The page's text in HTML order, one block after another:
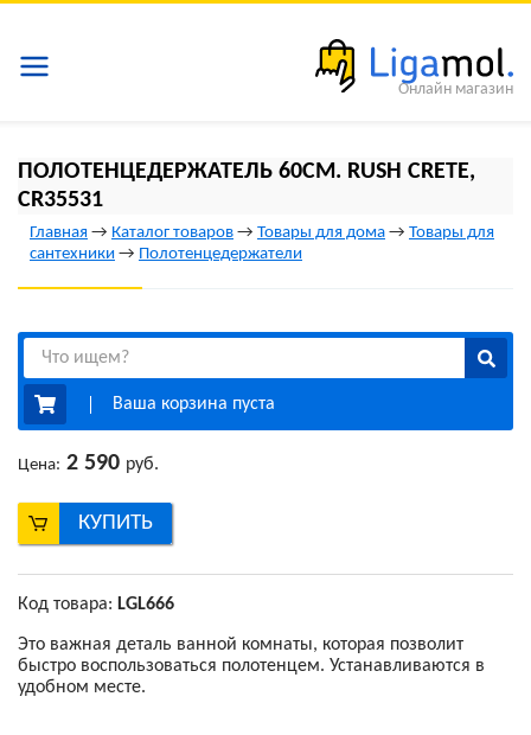
ПОЛОТЕНЦЕДЕРЖАТЕЛЬ 60СМ. RUSH CRETE,
CR35531
Главная → Каталог товаров → Товары для дома → Товары для
сантехники → Полотенцедержатели
Ваша корзина пуста
Цена: 2 590 руб.
КУПИТЬ
Код товара: LGL666
Это важная деталь ванной комнаты, которая позволит
быстро воспользоваться полотенцем. Устанавливаются в
удобном месте.
Онлайн магазин